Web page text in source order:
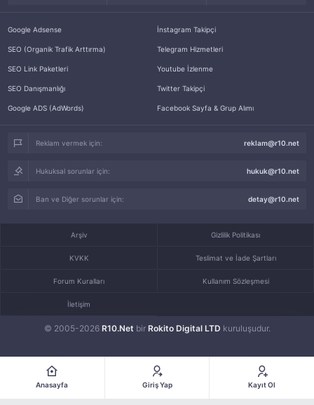
Google Adsense
SEO (Organik Trafik Arttırma)
SEO Link Paketleri
SEO Danışmanlığı
Google ADS (AdWords)
İnstagram Takipçi
Telegram Hizmetleri
Youtube İzlenme
Twitter Takipçi
Facebook Sayfa & Grup Alımı
Reklam vermek için: reklam@r10.net
Hukuksal sorunlar için: hukuk@r10.net
Ban ve Diğer sorunlar için: detay@r10.net
© 2005-2026 R10.Net bir Rokito Digital LTD kuruluşudur.
Arşiv Gizlilik Politikası
KVKK Teslimat ve İade Şartları
Forum Kuralları Kullanım Sözleşmesi
İletişim
Anasayfa Giriş Yap Kayıt Ol